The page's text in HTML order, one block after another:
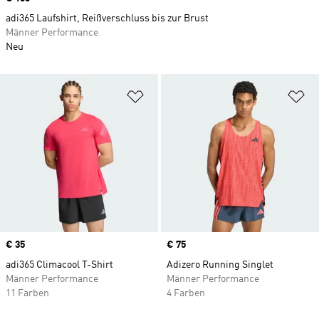
Zur Wunschliste hinzufügen
Price
€ 35
adi365 Climacool T-Shirt
Männer Performance
11 Farben
Price
€ 75
Adizero Running Singlet
Männer Performance
4 Farben
adi365 Laufshirt, Reißverschluss bis zur Brust
Männer Performance
Neu